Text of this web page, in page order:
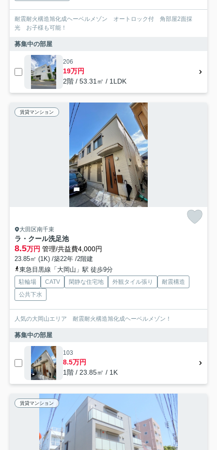
耐震耐火構造旭化成ヘーベルメゾン オートロック付 角部屋2面採
光 お子様も可能！
募集中の部屋
206
19万円
2階 / 53.31㎡ / 1LDK
賃貸マンション
大田区南千束
ラ・クール洗足池
8.5万円 管理/共益費4,000円
23.85㎡ (1K) /築22年 /2階建
東急目黒線「大岡山」駅 徒歩9分
駐輪場 CATV 閑静な住宅地 外観タイル張り
耐震構造
公共下水
人気の大岡山エリア 耐震耐火構造旭化成ヘーベルメゾン！
募集中の部屋
103
8.5万円
1階 / 23.85㎡ / 1K
賃貸マンション